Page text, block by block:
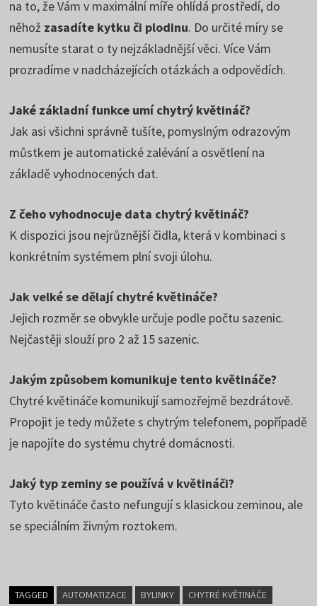
na to, že Vám v maximální míře ohlídá prostředí, do
něhož zasadíte kytku či plodinu. Do určité míry se
nemusíte starat o ty nejzákladnější věci. Více Vám
prozradíme v nadcházejících otázkách a odpovědích.
Jaké základní funkce umí chytrý květináč?
Jak asi všichni správně tušíte, pomyslným odrazovým
můstkem je automatické zalévání a osvětlení na
základě vyhodnocených dat.
Z čeho vyhodnocuje data chytrý květináč?
K dispozici jsou nejrůznější čidla, která v kombinaci s
konkrétním systémem plní svoji úlohu.
Jak velké se dělají chytré květináče?
Jejich rozměr se obvykle určuje podle počtu sazenic.
Nejčastěji slouží pro 2 až 15 sazenic.
Jakým způsobem komunikuje tento květináče?
Chytré květináče komunikují samozřejmě bezdrátově.
Propojit je tedy můžete s chytrým telefonem, popřípadě
je napojíte do systému chytré domácnosti.
Jaký typ zeminy se používá v květináči?
Tyto květináče často nefungují s klasickou zeminou, ale
se speciálním živným roztokem.
TAGGED AUTOMATIZACE BYLINKY
CHYTRÉ KVĚTINÁČE